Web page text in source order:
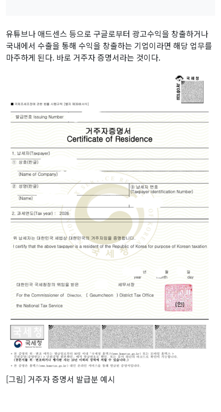
유튜브나 애드센스 등으로 구글로부터 광고수익을 창출하거나
국내에서 수출을 통해 수익을 창출하는 기업이라면 해당 업무를
마주하게 된다. 바로 거주자 증명서라는 것이다.
[그림] 거주자 증명서 발급분 예시